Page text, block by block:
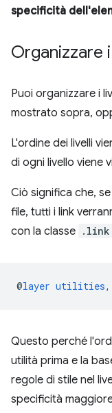
specificità
Organizzare
Puoi organizzare i
mostrato sopra,
L'ordine dei livelli
di ogni livello viene
Ciò significa che,
file, tutti i link
con la classe .link
@layer utilities,
Questo perché
utilità prima e la
regole di stile nel
specificità